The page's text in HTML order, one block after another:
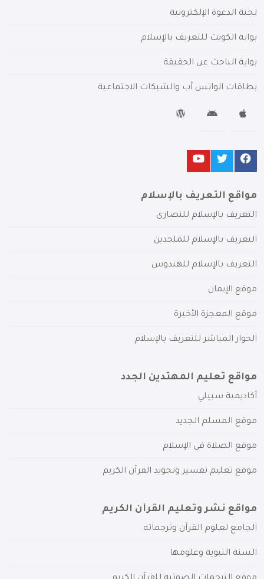
لجنة الدعوة الإلكترونية
بوابة الكويت للتعريف بالإسلام
بوابة الباحث عن الحقيقة
بطاقات الواتس آب والشبكات الاجتماعية
مواقع التعريف بالإسلام
التعريف بالإسلام للنصارى
التعريف بالإسلام للملحدين
التعريف بالإسلام للهندوس
موقع الإيمان
موقع المعجزة الأخيرة
الحوار المباشر للتعريف بالإسلام
مواقع تعليم المهتدين الجدد
أكاديمية سبيلي
موقع المسلم الجديد
موقع الصلاة في الإسلام
موقع تعليم تفسير وتجويد القرآن الكريم
مواقع نشر وتعليم القرآن الكريم
الجامع لعلوم القرآن وترجماته
السنة النبوية وعلومها